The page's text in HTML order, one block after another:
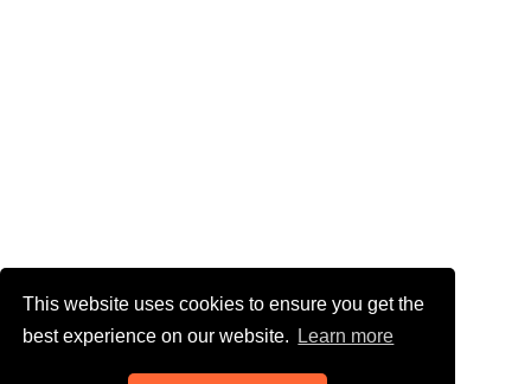
This website uses cookies to ensure you get the
best experience on our website.
Learn more